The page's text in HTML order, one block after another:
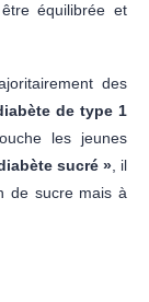
équilibrée et
des
de type 1
les jeunes
sucré », il
de sucre mais à